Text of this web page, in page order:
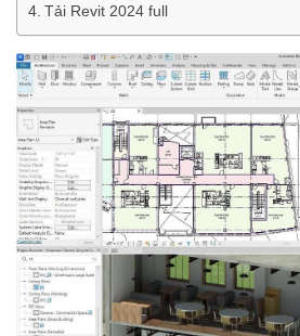
Tải Revit 2024 full